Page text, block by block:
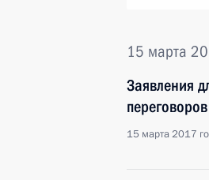
15 марта
Заявления
переговоров
15 марта 2017